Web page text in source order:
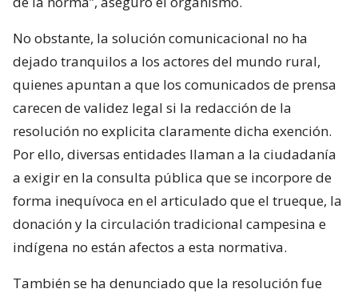
No obstante, la solución comunicacional no ha
dejado tranquilos a los actores del mundo rural,
quienes apuntan a que los comunicados de prensa
carecen de validez legal si la redacción de la
resolución no explicita claramente dicha exención.
Por ello, diversas entidades llaman a la ciudadanía
a exigir en la consulta pública que se incorpore de
forma inequívoca en el articulado que el trueque, la
donación y la circulación tradicional campesina e
indígena no están afectos a esta normativa.
También se ha denunciado que la resolución fue